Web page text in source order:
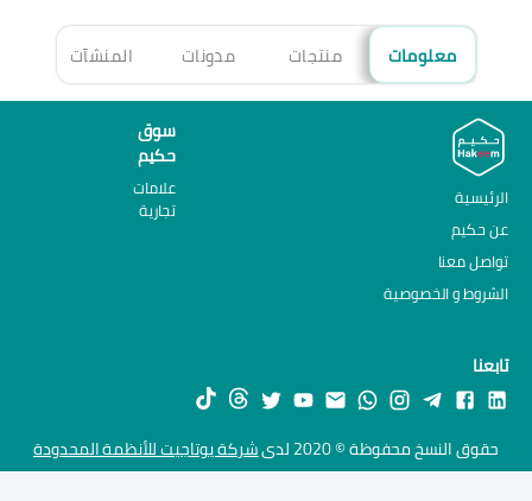
معلومات منتجات مدونات المنشآت
الرئيسية
عن حكيم
تواصل معنا
الشروط و الخصوصية
سوق
حكيم
علامات
تجارية
تابعنا
حقوق النسخ محفوظة © 2020 لدى شركة يوتاجيت للأنظمة المحدودة